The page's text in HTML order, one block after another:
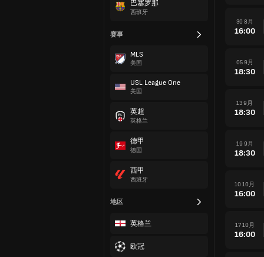
巴塞罗那
西班牙
赛事
MLS
美国
USL League One
美国
英超
英格兰
德甲
德国
西甲
西班牙
地区
英格兰
欧冠
30 8月
16:00
05 9月
18:30
13 9月
18:30
19 9月
18:30
10 10月
16:00
17 10月
16:00